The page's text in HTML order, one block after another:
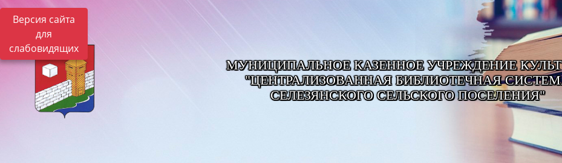
Версия сайта
для
слабовидящих
МУНИЦИПАЛЬНОЕ КАЗЕННОЕ УЧРЕЖДЕНИЕ
"ЦЕНТРАЛИЗОВАННАЯ БИБЛИОТЕЧНАЯ
СЕЛЕЗЯНСКОГО СЕЛЬСКОГО ПОСЕЛЕНИЯ"